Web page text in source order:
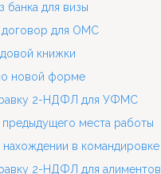
банка для визы
для ОМС
книжки
новой форме
2-НДФЛ для УФМС
предыдущего места работы
нахождении в командировке
2-НДФЛ для алиментов